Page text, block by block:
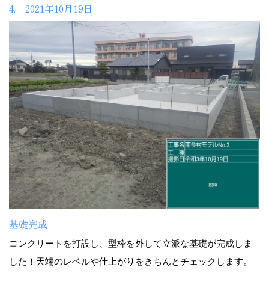
4. 2021年10月19日
基礎完成
コンクリートを打設し、型枠を外して立派な基礎が完成しま
した！天端のレベルや仕上がりをきちんとチェックします。